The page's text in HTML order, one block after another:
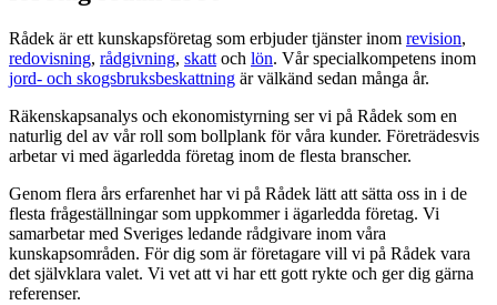
Rådek är ett kunskapsföretag som erbjuder tjänster inom revision,
redovisning, rådgivning, skatt och lön. Vår specialkompetens inom
jord- och skogsbruksbeskattning är välkänd sedan många år.
Räkenskapsanalys och ekonomistyrning ser vi på Rådek som en
naturlig del av vår roll som bollplank för våra kunder. Företrädesvis
arbetar vi med ägarledda företag inom de flesta branscher.
Genom flera års erfarenhet har vi på Rådek lätt att sätta oss in i de
flesta frågeställningar som uppkommer i ägarledda företag. Vi
samarbetar med Sveriges ledande rådgivare inom våra
kunskapsområden. För dig som är företagare vill vi på Rådek vara
det självklara valet. Vi vet att vi har ett gott rykte och ger dig gärna
referenser.